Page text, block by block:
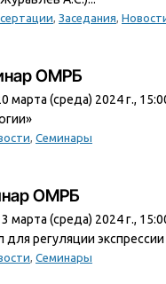
Заседания
ОМРБ
марта (среда) 2024 г.,
Семинары
ОМРБ
марта (среда) 2024 г.,
для регуляции
Семинары